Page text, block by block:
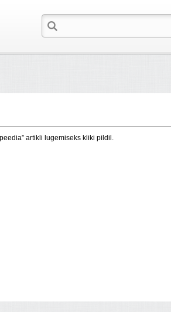
artikli lugemiseks kliki pildil.